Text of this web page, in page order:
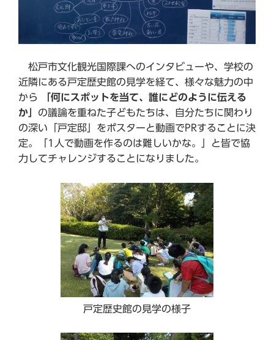
松戸市文化観光国際課へのインタビューや、学校の
近隣にある戸定歴史館の見学を経て、様々な魅力の中
から
「何にスポットを当て、誰にどのように伝える
か」 の議論を重ねた子どもたちは、自分たちに関わり
の深い「戸定邸」をポスターと動画でPRすることに決
定。「1人で動画を作るのは難しいかな。」と皆で協
力してチャレンジすることになりました。
戸定歴史館の見学の様子